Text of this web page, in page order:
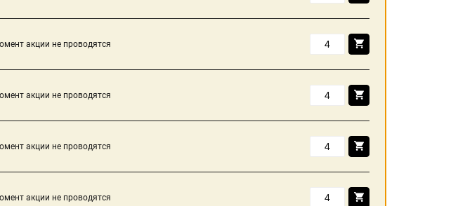
акции не проводятся
акции не проводятся
акции не проводятся
акции не проводятся